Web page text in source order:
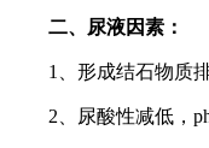
二、尿液因素：
1、形成结石物质排
2、尿酸性减低，ph